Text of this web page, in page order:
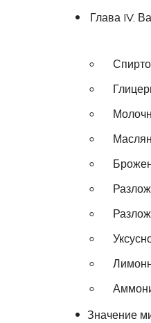
Глава IV.
Значение